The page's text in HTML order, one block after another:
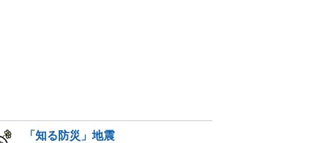
「知る防災」地震